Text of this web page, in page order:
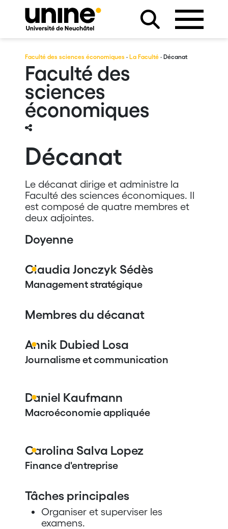
Faculté des sciences économiques · La Faculté· Décanat
Faculté des
sciences
économiques
Décanat
Le décanat dirige et administre la
Faculté des sciences économiques. Il
est composé de quatre membres et
deux adjointes.
Doyenne
Claudia Jonczyk Sédès
Management stratégique
Membres du décanat
Annik Dubied Losa
Journalisme et communication
Daniel Kaufmann
Macroéconomie appliquée
Carolina Salva Lopez
Finance d'entreprise
Tâches principales
Organiser et superviser les
examens.